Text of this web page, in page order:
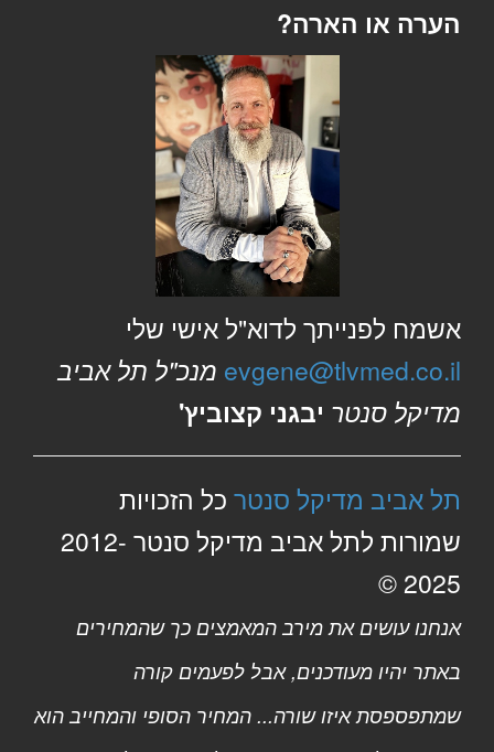
הערה או הארה?
אשמח לפנייתך לדוא"ל אישי שלי
evgene@tlvmed.co.il מנכ"ל תל אביב
מדיקל סנטר יבגני קצוביץ'
תל אביב מדיקל סנטר כל הזכויות
שמורות לתל אביב מדיקל סנטר 2012-
2025 ©
אנחנו עושים את מירב המאמצים כך שהמחירים
באתר יהיו מעודכנים, אבל לפעמים קורה
שמתפספסת איזו שורה... המחיר הסופי והמחייב הוא